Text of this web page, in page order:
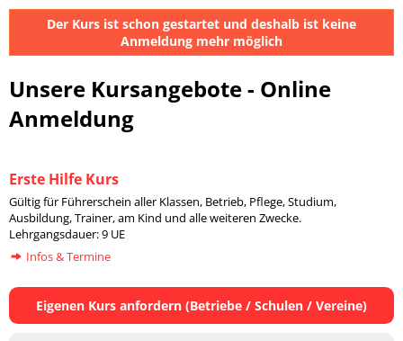
Der Kurs ist schon gestartet und deshalb ist keine
Anmeldung mehr möglich
Unsere Kursangebote - Online
Anmeldung
Erste Hilfe Kurs
Gültig für Führerschein aller Klassen, Betrieb, Pflege, Studium,
Ausbildung, Trainer, am Kind und alle weiteren Zwecke.
Lehrgangsdauer: 9 UE
Infos & Termine
Eigenen Kurs anfordern (Betriebe / Schulen / Vereine)